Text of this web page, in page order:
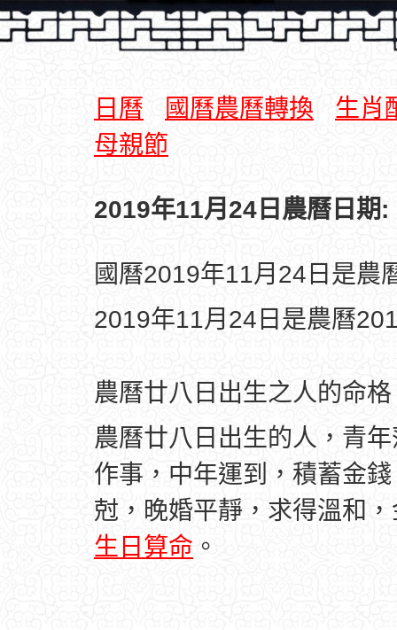
日曆 國曆農曆轉換
生肖
母親節
2019年11月24日農曆日期:
國曆2019年11月24日是農
2019年11月24日是農曆
農曆廿八日出生之人的命
農曆廿八日出生的人，青
作事，中年運到，積蓄金
尅，晚婚平靜，求得溫和
生日算命 。